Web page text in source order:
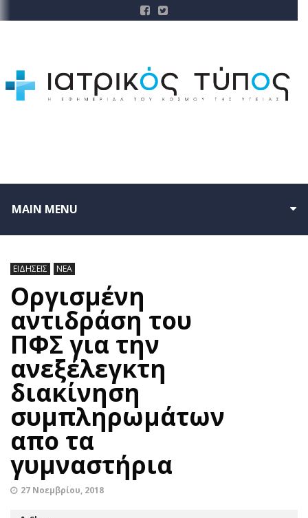
MAIN MENU
ΕΙΔΗΣΕΙΣ ΝΕΑ
Οργισμένη
αντιδράση του
ΠΦΣ για την
ανεξέλεγκτη
διακίνηση
συμπληρωμάτων
απο τα
γυμναστήρια
27 Νοεμβρίου, 2018